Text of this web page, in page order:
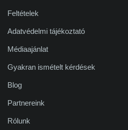
Feltételek
Adatvédelmi tájékoztató
Médiaajánlat
Gyakran ismételt kérdések
Blog
Partnereink
Rólunk